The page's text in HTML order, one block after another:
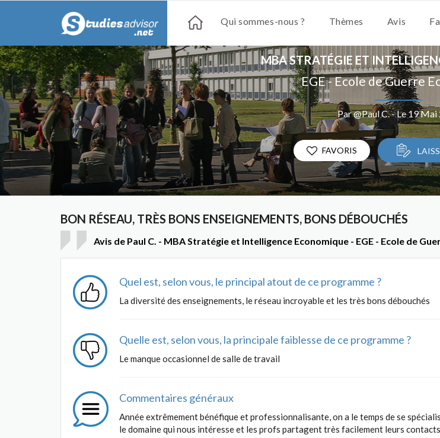
Qui sommes-nous ? Thèmes Avis
MBA STRATÉGIE ET
EGE - Ecole de Guerre
Par @Paul C. - Le 19 Mai
FAVORIS
BON RÉSEAU, TRÈS BONS ENSEIGNEMENTS, BONS DÉBOUCHÉS
Avis de Paul C. - MBA Stratégie et Intelligence Economique - EGE - Ecole de
Quel est, selon vous, le principal atout de ce programme ?
La diversité des enseignements, le réseau incroyable et les très bons débouchés
Quelle est, selon vous, la principale faiblesse de ce programme ?
Le manque occasionnel de salle de travail
Commentaires généraux
Année extrêmement bénéfique et professionnalisante, on a le temps de se
le domaine qui nous intéresse et les profs partagent très facilement leurs